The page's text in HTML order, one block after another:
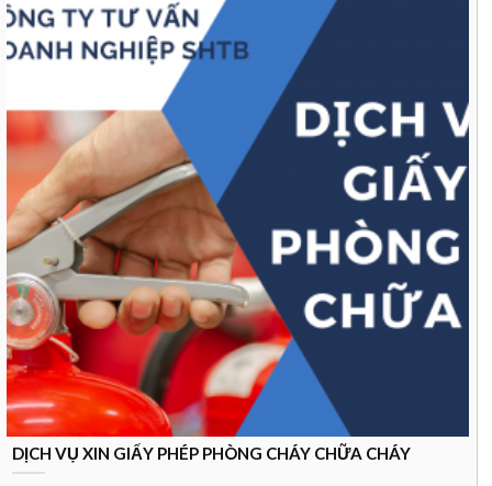
DỊCH VỤ XIN GIẤY PHÉP PHÒNG CHÁY CHỮA CHÁY